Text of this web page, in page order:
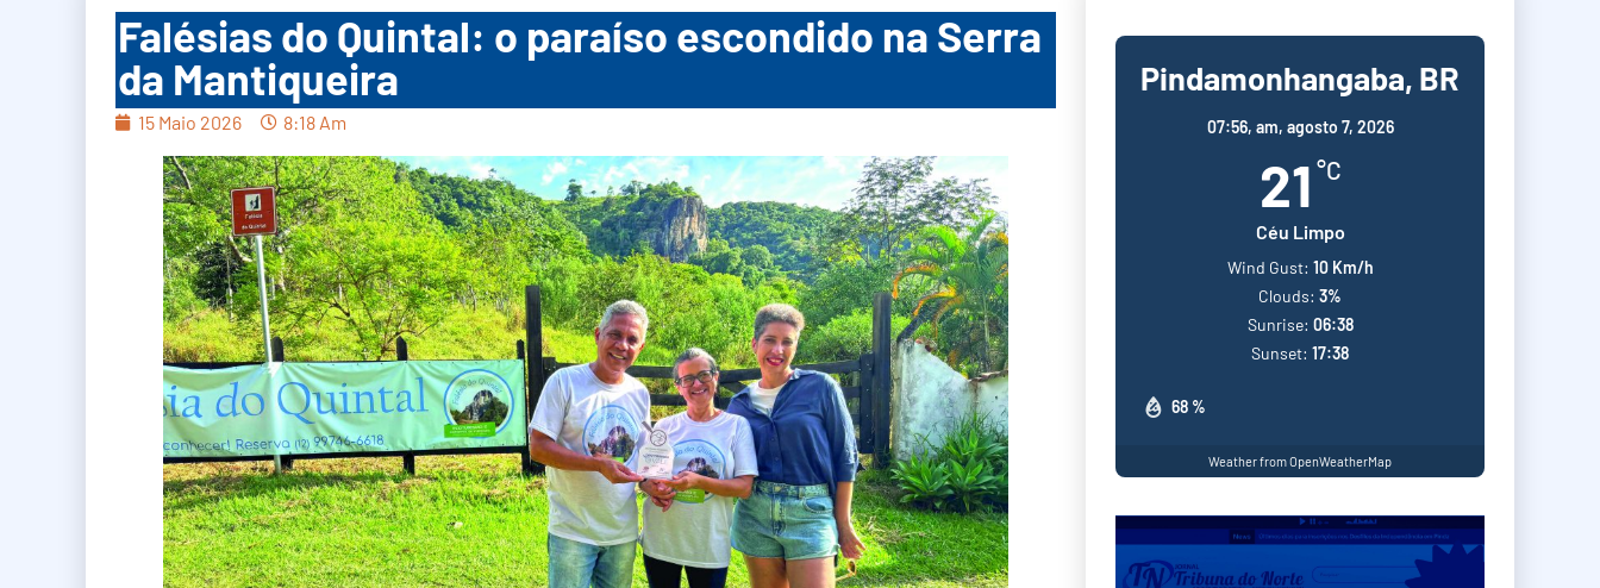
Falésias do Quintal: o paraíso escondido na Serra
da Mantiqueira
15 Maio 2026 8:18 Am
Pindamonhangaba, BR
07:56, am, agosto 7, 2026
21 °C
Céu Limpo
68 %
Wind Gust: 10 Km/h
Clouds: 3%
Sunrise: 06:38
Sunset: 17:38
Weather from OpenWeatherMap